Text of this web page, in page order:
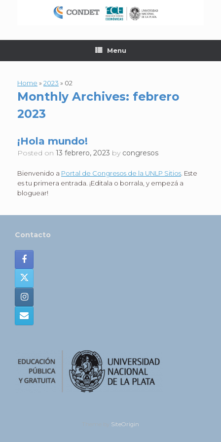
Menu
Home » 2023 » 02
Monthly Archives: febrero
2023
¡Hola mundo!
Posted on 13 febrero, 2023 by congresos
Bienvenido a Portal de Congresos de la UNLP Sitios. Este
es tu primera entrada. ¡Editala o borrala, y empezá a
bloguear!
Contacto
Theme by SiteOrigin